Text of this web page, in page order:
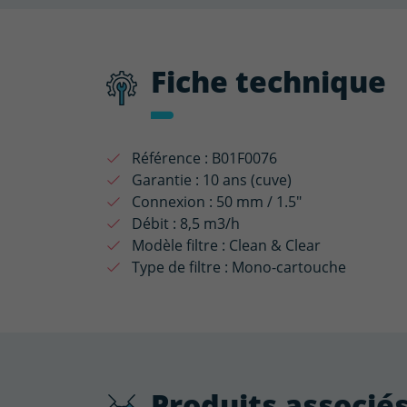
Fiche technique
Référence : B01F0076
Garantie : 10 ans (cuve)
Connexion : 50 mm / 1.5"
Débit : 8,5 m3/h
Modèle filtre : Clean & Clear
Type de filtre : Mono-cartouche